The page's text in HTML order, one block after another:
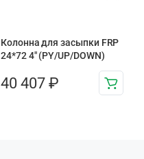
Колонна для засыпки FRP
24*72 4″ (PY/UP/DOWN)
40 407 ₽